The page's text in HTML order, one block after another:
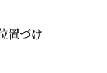
置づけ